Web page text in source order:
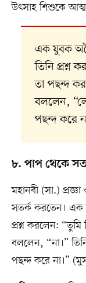
উৎসাহ শিশুকে
এক যুবক
তিনি প্রশ্ন
তা পছন্দ
বললেন,
পছন্দ করে
৮. পাপ থেকে
মহানবী (সা.)
সতর্ক করতেন। এক
প্রশ্ন করলেন:
বললেন, “না।”
পছন্দ করে না।”